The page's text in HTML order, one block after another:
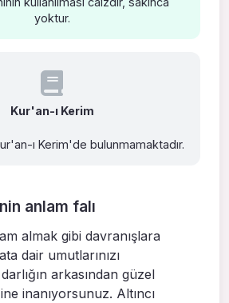
yoktur.
Kur'an-ı Kerim
ı Kerim'de bulunmamaktadır.
anlam falı
almak gibi davranışlara
dair umutlarınızı
arkasından güzel
inanıyorsunuz. Altıncı